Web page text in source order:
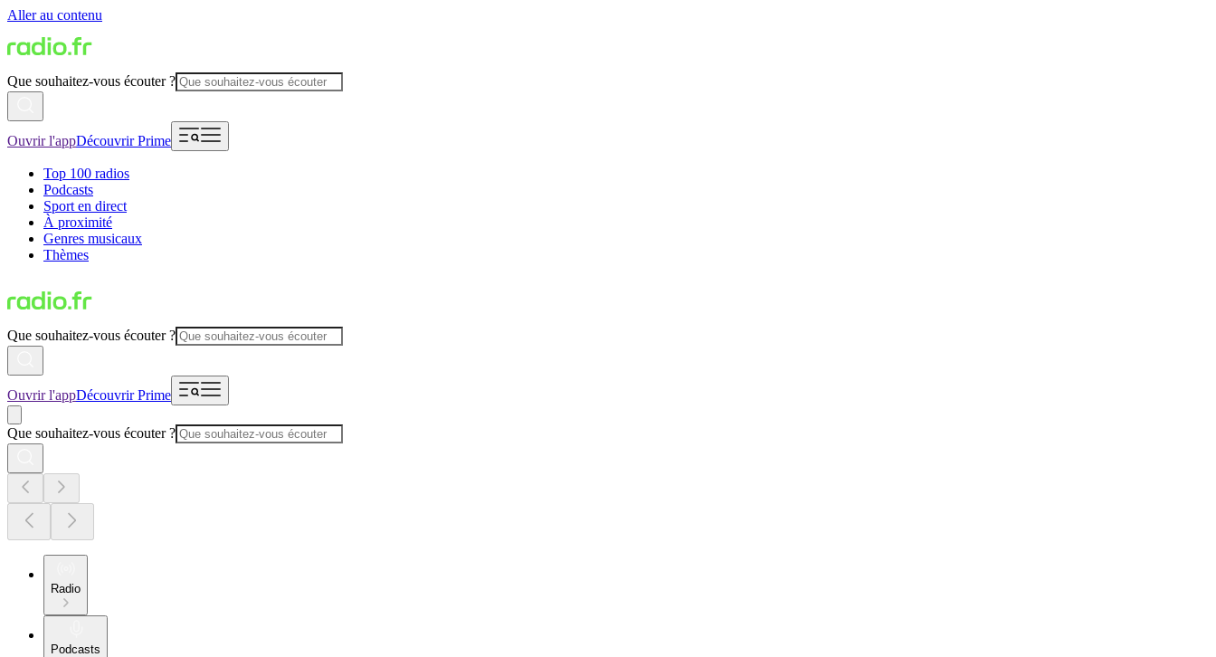
Aller au contenu
Que souhaitez-vous écouter ?
Ouvrir l'appDécouvrir Prime
Top 100 radios
Podcasts
Sport en direct
À proximité
Genres musicaux
Thèmes
Que souhaitez-vous écouter ?
Ouvrir l'appDécouvrir Prime
Que souhaitez-vous écouter ?
Radio
Podcasts